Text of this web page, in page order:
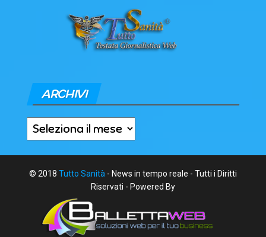
ARCHIVI
Archivi
© 2018 Tutto Sanità - News in tempo reale - Tutti i Diritti
Riservati - Powered By